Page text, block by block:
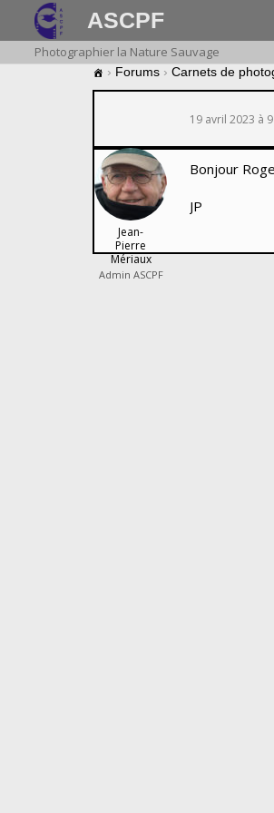
ASCPF
Photographier la Nature Sauvage
› Forums › Carnets de
19 avril 2023 à
Jean-
Pierre
Mériaux
Admin ASCPF
Bonjour
JP